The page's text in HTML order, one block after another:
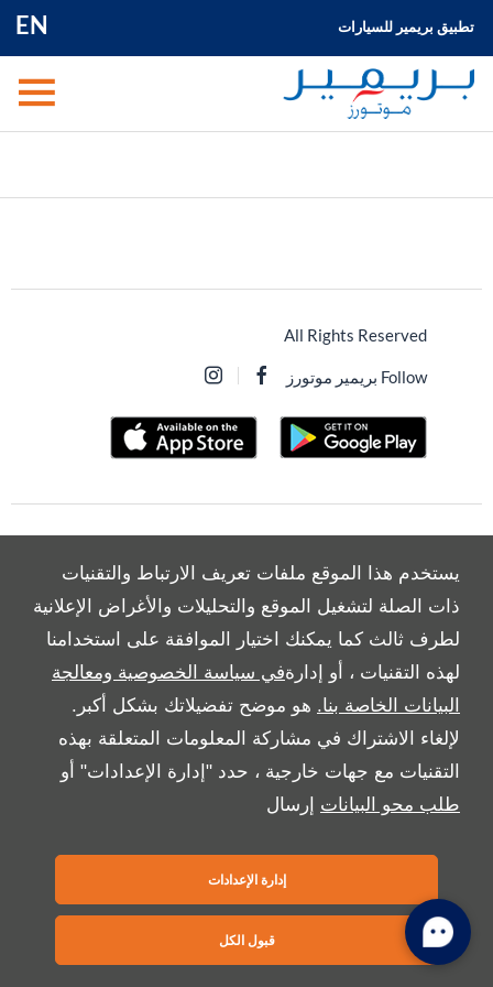
يستخدم هذا الموقع ملفات تعريف الارتباط والتقنيات
ذات الصلة لتشغيل الموقع والتحليلات والأغراض الإعلانية
لطرف ثالث كما يمكنك اختيار الموافقة على استخدامنا
لهذه التقنيات ، أو إدارةفي سياسة الخصوصية ومعالجة
البيانات الخاصة بنا. هو موضح تفضيلاتك بشكل أكبر.
لإلغاء الاشتراك في مشاركة المعلومات المتعلقة بهذه
التقنيات مع جهات خارجية ، حدد "إدارة الإعدادات" أو
طلب محو البيانات إرسال
إدارة الإعدادات
قبول الكل
EN تطبيق بريمير للسيارات
All Rights Reserved
Follow بريمير موتورز
Copyright © 2026 بريمير موتورز